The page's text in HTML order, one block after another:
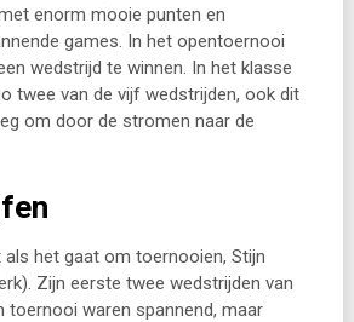
enorm mooie punten en
games. In het opentoernooi
wedstrijd te winnen. In het klasse
twee van de vijf wedstrijden, ook dit
om door de stromen naar de
als het gaat om toernooien, Stijn
Zijn eerste twee wedstrijden van
toernooi waren spannend, maar